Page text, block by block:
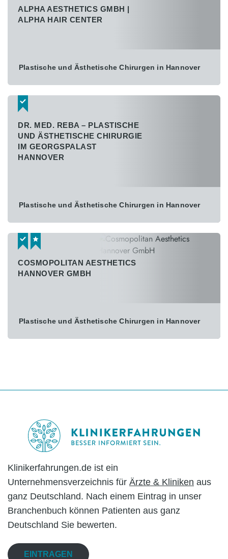
ALPHA AESTHETICS GMBH |
ALPHA HAIR CENTER
Plastische und Ästhetische Chirurgen in Hannover
DR. MED. REBA – PLASTISCHE
UND ÄSTHETISCHE CHIRURGIE
IM GEORGSPALAST
HANNOVER
Plastische und Ästhetische Chirurgen in Hannover
COSMOPOLITAN AESTHETICS
HANNOVER GMBH
Plastische und Ästhetische Chirurgen in Hannover
Klinikerfahrungen.de ist ein
Unternehmensverzeichnis für Ärzte & Kliniken aus
ganz Deutschland. Nach einem Eintrag in unser
Branchenbuch können Patienten aus ganz
Deutschland Sie bewerten.
EINTRAGEN